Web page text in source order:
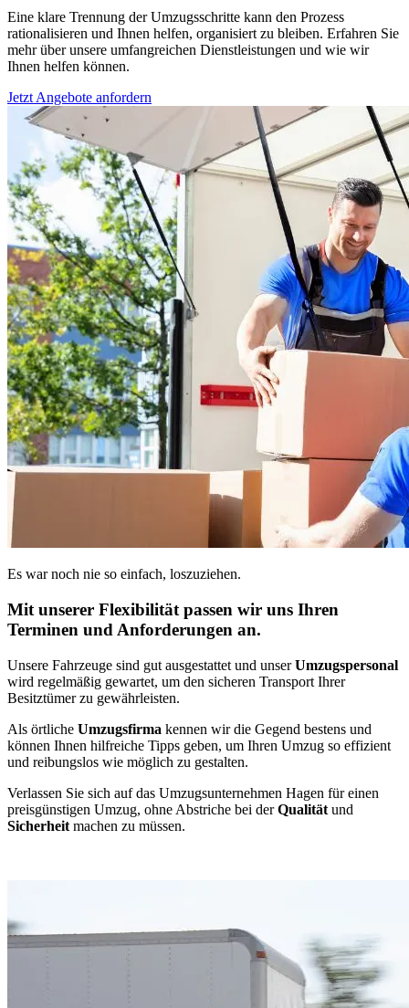
Eine klare Trennung der Umzugsschritte kann den Prozess
rationalisieren und Ihnen helfen, organisiert zu bleiben. Erfahren Sie
mehr über unsere umfangreichen Dienstleistungen und wie wir
Ihnen helfen können.
Jetzt Angebote anfordern
Es war noch nie so einfach, loszuziehen.
Mit unserer Flexibilität passen wir uns Ihren
Terminen und Anforderungen an.
Unsere Fahrzeuge sind gut ausgestattet und unserUmzugspersonal
wird regelmäßig gewartet, um den sicheren Transport Ihrer
Besitztümer zu gewährleisten.
Als örtliche Umzugsfirma kennen wir die Gegend bestens und
können Ihnen hilfreiche Tipps geben, um Ihren Umzug so effizient
und reibungslos wie möglich zu gestalten.
Verlassen Sie sich auf das Umzugsunternehmen Hagen für einen
preisgünstigen Umzug, ohne Abstriche bei derQualität und
Sicherheit machen zu müssen.